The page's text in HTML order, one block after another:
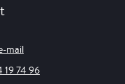
mail
19 74 96